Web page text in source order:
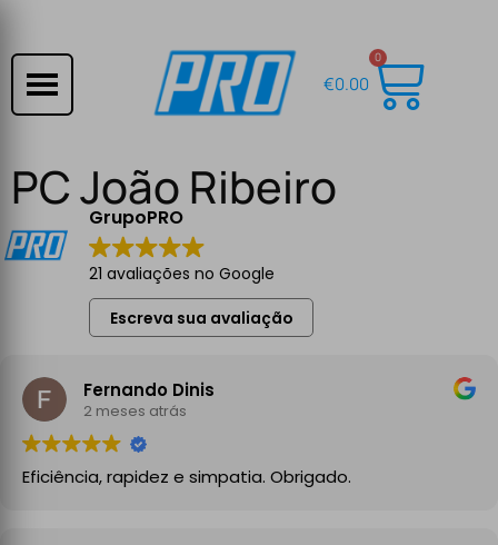
€0.00
0
PC João Ribeiro
GrupoPRO
21 avaliações no Google
Escreva sua avaliação
Fernando Dinis
2 meses atrás
Eficiência, rapidez e simpatia. Obrigado.